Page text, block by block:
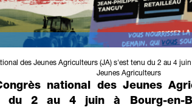
des Jeunes Agriculteurs (JA) s'est tenu du 2 au 4
Jeunes Agriculteurs
national des Jeunes
du 2 au 4 juin à Bourg-en-